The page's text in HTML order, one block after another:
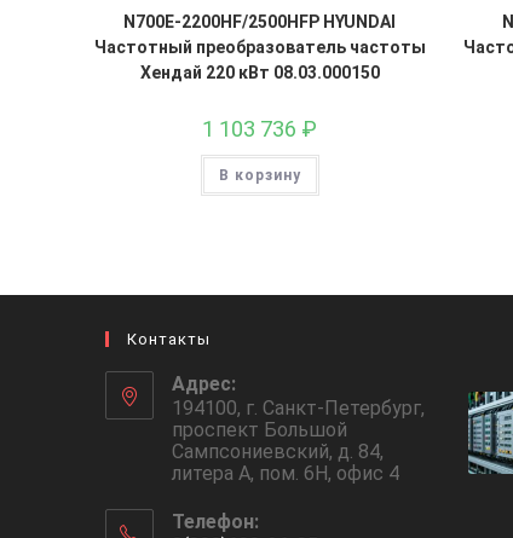
N700E-2200HF/2500HFP HYUNDAI
Частотный преобразователь частоты
Хендай 220 кВт 08.03.000150
1 103 736 ₽
В корзину
Контакты
Адрес:
194100, г. Санкт-Петербург,
проспект Большой
Сампсониевский, д. 84,
литера А, пом. 6Н, офис 4
Телефон: